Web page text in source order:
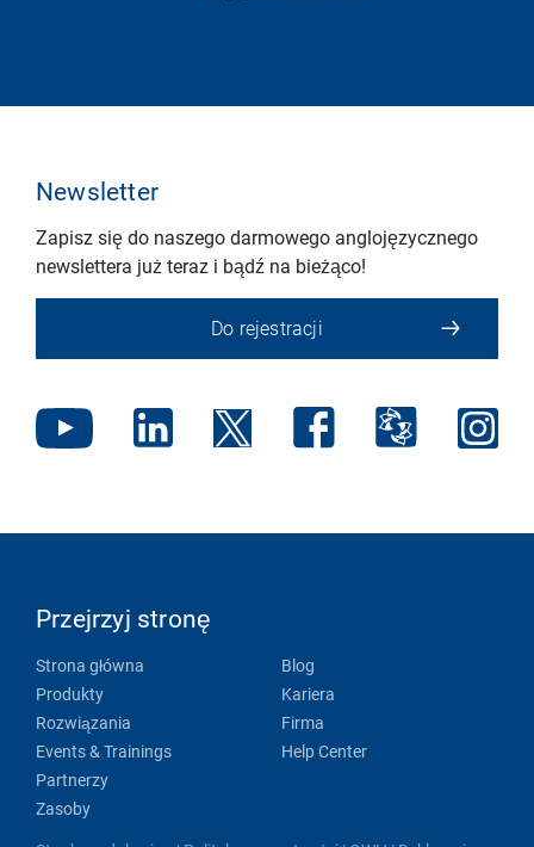
Newsletter
Zapisz się do naszego darmowego anglojęzycznego
newslettera już teraz i bądź na bieżąco!
Do rejestracji
Przejrzyj stronę
Strona główna
Produkty
Rozwiązania
Events & Trainings
Partnerzy
Zasoby
Blog
Kariera
Firma
Help Center